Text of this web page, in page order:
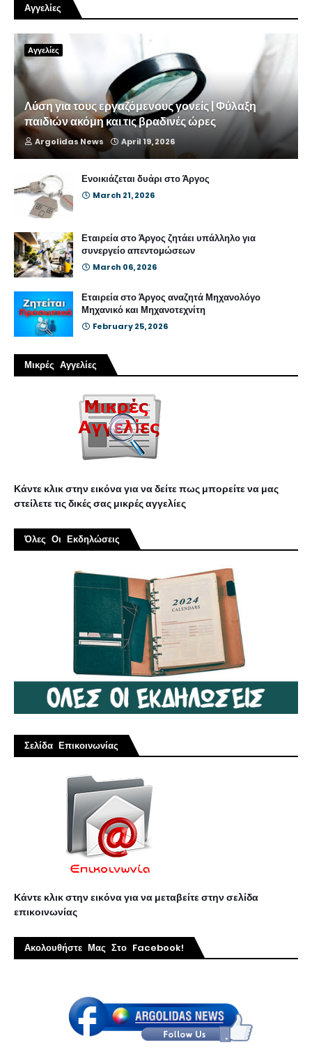
Αγγελίες
Αγγελίες
Λύση για τους εργαζόμενους γονείς | Φύλαξη
παιδιών ακόμη και τις βραδινές ώρες
Argolidas News April 19, 2026
Ενοικιάζεται δυάρι στο Άργος
March 21, 2026
Εταιρεία στο Άργος ζητάει υπάλληλο για
συνεργείο απεντομώσεων
March 06, 2026
Εταιρεία στο Άργος αναζητά Μηχανολόγο
Μηχανικό και Μηχανοτεχνίτη
February 25, 2026
Μικρές Αγγελίες
Κάντε κλικ στην εικόνα για να δείτε πως μπορείτε να μας
στείλετε τις δικές σας μικρές αγγελίες
Όλες Οι Εκδηλώσεις
Σελίδα Επικοινωνίας
Κάντε κλικ στην εικόνα για να μεταβείτε στην σελίδα
επικοινωνίας
Ακολουθήστε Μας Στο Facebook!